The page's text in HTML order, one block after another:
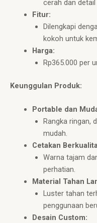
cerah dan
Fitur:
Dilengkapi
kokoh untuk
Harga:
Rp365.000 per
Keunggulan Produk:
Portable dan
Rangka ringan,
mudah.
Cetakan
Warna tajam
perhatian.
Material Tahan
Luster tahan
penggunaan
Desain Custom: